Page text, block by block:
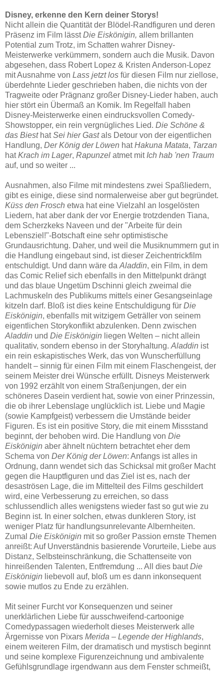
Disney, erkenne den Kern deiner Storys!
Nicht allein die Quantität der Blödel-Randfiguren und deren
Präsenz im Film lässtDie Eiskönigin, allem brillanten
Potential zum Trotz, im Schatten wahrer Disney-
Meisterwerke verkümmern, sondern auch die Musik. Davon
abgesehen, dass Robert Lopez & Kristen Anderson-Lopez
mit Ausnahme von Lass jetzt los für diesen Film nur ziellose,
überdehnte Lieder geschrieben haben, die nichts von der
Tragweite oder Prägnanz großer Disney-Lieder haben, auch
hier stört ein Übermaß an Komik. Im Regelfall haben
Disney-Meisterwerke einen eindrucksvollen Comedy-
Showstopper, ein rein vergnügliches Lied. Die Schöne &
das BiesthatSei hier Gastals Detour von der eigentlichen
Handlung, Der König der Löwen hatHakuna Matata, Tarzan
hatKrach im Lager, Rapunzel atmet mit Ich hab 'nen Traum
auf, und so weiter ...
Ausnahmen, also Filme mit mindestens zwei Spaßliedern,
gibt es einige, diese sind normalerweise aber gut begründet.
Küss den Frosch etwa hat eine Vielzahl an losgelösten
Liedern, hat aber dank der vor Energie trotzdenden Tiana,
dem Scherzkeks Naveen und der "Arbeite für dein
Lebensziel!"-Botschaft eine sehr optimistische
Grundausrichtung. Daher, und weil die Musiknummern gut in
die Handlung eingebaut sind, ist dieser Zeichentrickfilm
entschuldigt. Und dann wäre da Aladdin, ein Film, in dem
das Comic Relief sich ebenfalls in den Mittelpunkt drängt
und das blaue Ungetüm Dschinni gleich zweimal die
Lachmuskeln des Publikums mittels einer Gesangseinlage
kitzeln darf. Bloß ist dies keine Entschuldigung für Die
Eiskönigin, ebenfalls mit witzigem Geträller von seinem
eigentlichen Storykonflikt abzulenken. Denn zwischen
Aladdin und Die Eiskönigin liegen Welten – nicht allein
qualitativ, sondern ebenso in der Storyhaltung. Aladdin ist
ein rein eskapistisches Werk, das von Wunscherfüllung
handelt – sinnig für einen Film mit einem Flaschengeist, der
seinem Meister drei Wünsche erfüllt. Disneys Meisterwerk
von 1992 erzählt von einem Straßenjungen, der ein
schöneres Dasein verdient hat, sowie von einer Prinzessin,
die ob ihrer Lebenslage unglücklich ist. Liebe und Magie
(sowie Kampfgeist) verbessern die Umstände beider
Figuren. Es ist ein positive Story, die mit einem Missstand
beginnt, der behoben wird. Die Handlung von Die
Eiskönigin aber ähnelt nüchtern betrachtet eher dem
Schema von Der König der Löwen: Anfangs ist alles in
Ordnung, dann wendet sich das Schicksal mit großer Macht
gegen die Hauptfiguren und das Ziel ist es, nach der
desaströsen Lage, die im Mittelteil des Films geschildert
wird, eine Verbesserung zu erreichen, so dass
schlussendlich alles wenigstens wieder fast so gut wie zu
Beginn ist. In einer solchen, etwas dunkleren Story, ist
weniger Platz für handlungsunrelevante Albernheiten.
Zumal Die Eiskönigin mit so großer Passion ernste Themen
anreißt: Auf Unverständnis basierende Vorurteile, Liebe aus
Distanz, Selbsteinschränkung, die Schattenseite von
hinreißenden Talenten, Entfremdung ... All dies bautDie
Eiskönigin liebevoll auf, bloß um es dann inkonsequent
sowie mutlos zu Ende zu erzählen.
Mit seiner Furcht vor Konsequenzen und seiner
unerklärlichen Liebe für ausschweifend-cartoonige
Comedypassagen wiederholt dieses Meisterwerk alle
Ärgernisse von Pixars Merida – Legende der Highlands,
einem weiteren Film, der dramatisch und mystisch beginnt
und seine komplexe Figurenzeichnung und ambivalente
Gefühlsgrundlage irgendwann aus dem Fenster schmeißt,